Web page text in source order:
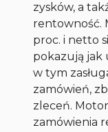
zysków, a
rentowność.
proc. i netto
pokazują jak
w tym
zamówień,
zleceń.
zamówienia